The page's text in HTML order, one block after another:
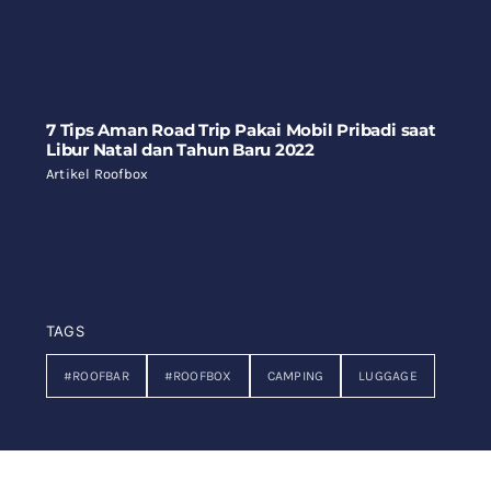
7 Tips Aman Road Trip Pakai Mobil Pribadi saat
Libur Natal dan Tahun Baru 2022
Artikel Roofbox
TAGS
#ROOFBAR #ROOFBOX CAMPING LUGGAGE